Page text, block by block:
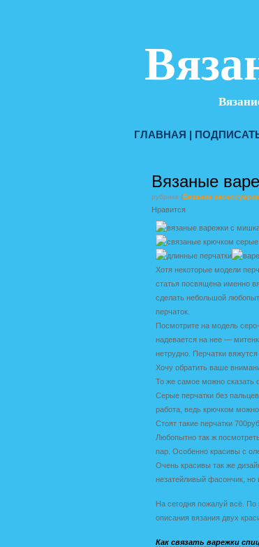
ГЛАВНАЯ |
Вязаные
рубрика (Вязание аксессуаров
Нравится
Хотя некоторые модели
статья посвящена именно
сделать небольшой
перчаток.
Посмотрите на модель
надевается на нее —
нетрудно. Перчатки
Хочу обратить ваше
То же самое можно сказать
Серые перчатки без
работа, ведь крючком
Стоят такие перчатки 700руб.
Любопытно так ж
пар. Особенно красивы с
Очень красивы так же
незатейливый фасончик,
На сегодня пожалуй всё.
описания вязания двух
Как связать варежки